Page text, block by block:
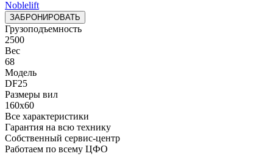
Noblelift
ЗАБРОНИРОВАТЬ
Грузоподъемность
2500
Вес
68
Модель
DF25
Размеры вил
160х60
Все характеристики
Гарантия на всю технику
Собственный сервис-центр
Работаем по всему ЦФО